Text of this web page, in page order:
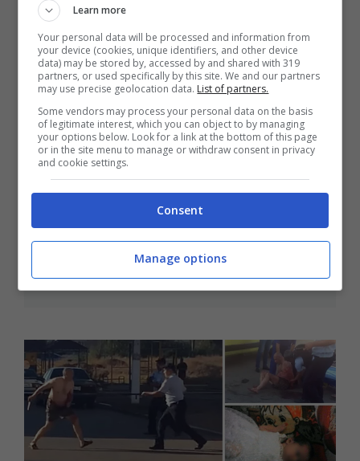
Uccide le figlie di 10 e 20 anni:
“Uscivano troppo spesso”
Learn more
Your personal data will be processed and information from
your device (cookies, unique identifiers, and other device
data) may be stored by, accessed by and shared with 319
partners, or used specifically by this site. We and our partners
may use precise geolocation data. List of partners.
Some vendors may process your personal data on the basis
of legitimate interest, which you can object to by managing
your options below. Look for a link at the bottom of this page
or in the site menu to manage or withdraw consent in privacy
and cookie settings.
Consent
Manage options